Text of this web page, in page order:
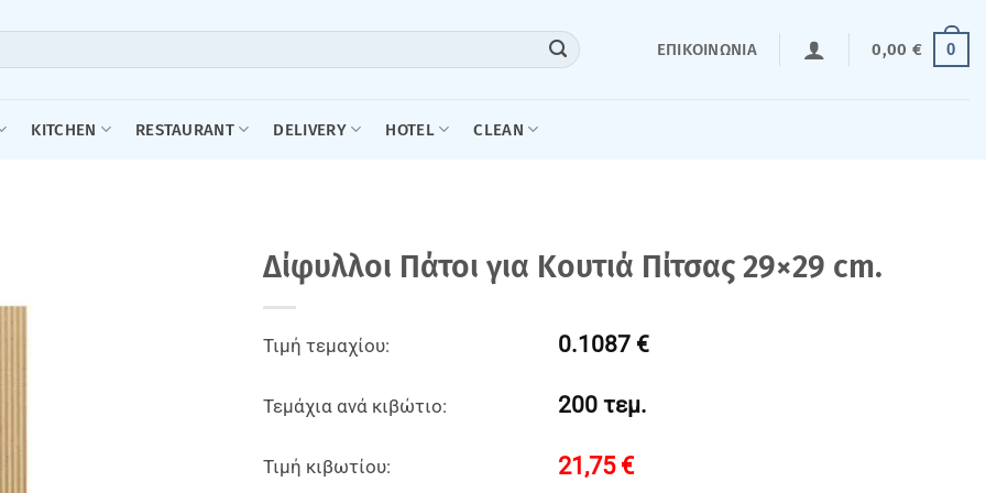
ΕΠΙΚΟΙΝΩΝΊΑ 0,00 € 0
KITCHEN RESTAURANT DELIVERY HOTEL CLEAN
Δίφυλλοι Πάτοι για Κουτιά Πίτσας 29×29 cm.
Τιμή τεμαχίου: 0.1087 €
Τεμάχια ανά κιβώτιο: 200 τεμ.
Τιμή κιβωτίου: 21,75 €